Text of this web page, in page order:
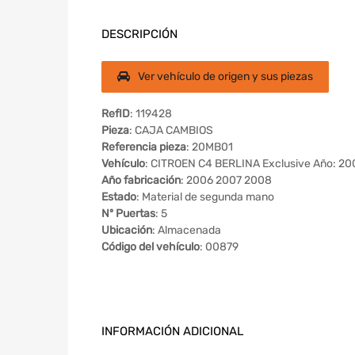
DESCRIPCIÓN
Ver vehículo de origen y sus piezas
RefID: 119428
Pieza: CAJA CAMBIOS
Referencia pieza: 20MB01
Vehículo: CITROEN C4 BERLINA Exclusive Año:
Año fabricación: 2006 2007 2008
Estado: Material de segunda mano
Nº Puertas: 5
Ubicación: Almacenada
Código del vehículo: 00879
INFORMACIÓN ADICIONAL